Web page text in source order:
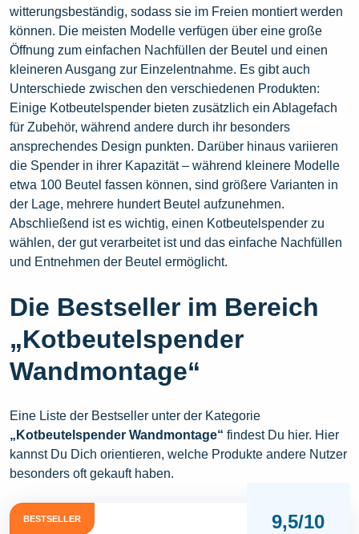
witterungsbeständig, sodass sie im Freien montiert werden
können. Die meisten Modelle verfügen über eine große
Öffnung zum einfachen Nachfüllen der Beutel und einen
kleineren Ausgang zur Einzelentnahme. Es gibt auch
Unterschiede zwischen den verschiedenen Produkten:
Einige Kotbeutelspender bieten zusätzlich ein Ablagefach
für Zubehör, während andere durch ihr besonders
ansprechendes Design punkten. Darüber hinaus variieren
die Spender in ihrer Kapazität – während kleinere Modelle
etwa 100 Beutel fassen können, sind größere Varianten in
der Lage, mehrere hundert Beutel aufzunehmen.
Abschließend ist es wichtig, einen Kotbeutelspender zu
wählen, der gut verarbeitet ist und das einfache Nachfüllen
und Entnehmen der Beutel ermöglicht.
Die Bestseller im Bereich
„Kotbeutelspender
Wandmontage“
Eine Liste der Bestseller unter der Kategorie
„Kotbeutelspender Wandmontage“ findest Du hier. Hier
kannst Du Dich orientieren, welche Produkte andere Nutzer
besonders oft gekauft haben.
BESTSELLER 9,5/10